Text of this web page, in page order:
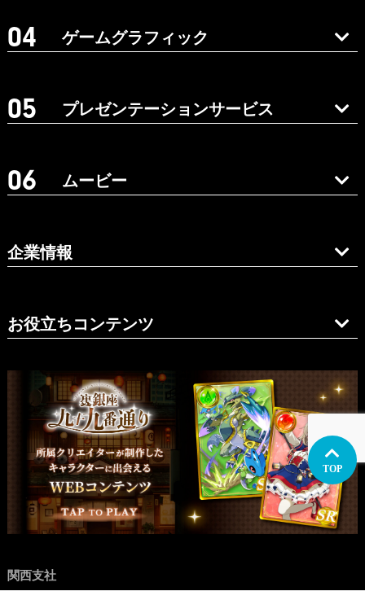
TOP
ゲームグラフィック
プレゼンテーションサービス
ムービー
企業情報
お役立ちコンテンツ
関西支社